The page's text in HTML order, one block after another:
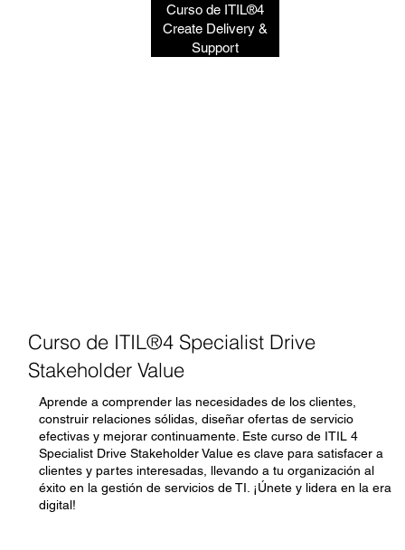
Curso de ITIL®4
Create Delivery &
Support
Curso de ITIL®4 Specialist Drive
Stakeholder Value
Aprende a comprender las necesidades de los clientes,
construir relaciones sólidas, diseñar ofertas de servicio
efectivas y mejorar continuamente. Este curso de ITIL 4
Specialist Drive Stakeholder Value es clave para satisfacer a
clientes y partes interesadas, llevando a tu organización al
éxito en la gestión de servicios de TI. ¡Únete y lidera en la era
digital!